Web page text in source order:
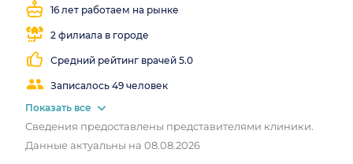
Когнитивно-поведенческая терапия, гештальт,
гипнотерапия.
терапия.
Витаминные и метаболические
восстановления.
Массаж,гирудотерапия , нутритивная поддержка.
16 лет работаем на рынке
2 филиала в городе
Средний рейтинг врачей 5.0
Записалось 49 человек
запись
клиника
метро
выходные
Показать все
Сведения предоставлены представителями клиники.
Данные актуальны на 08.08.2026